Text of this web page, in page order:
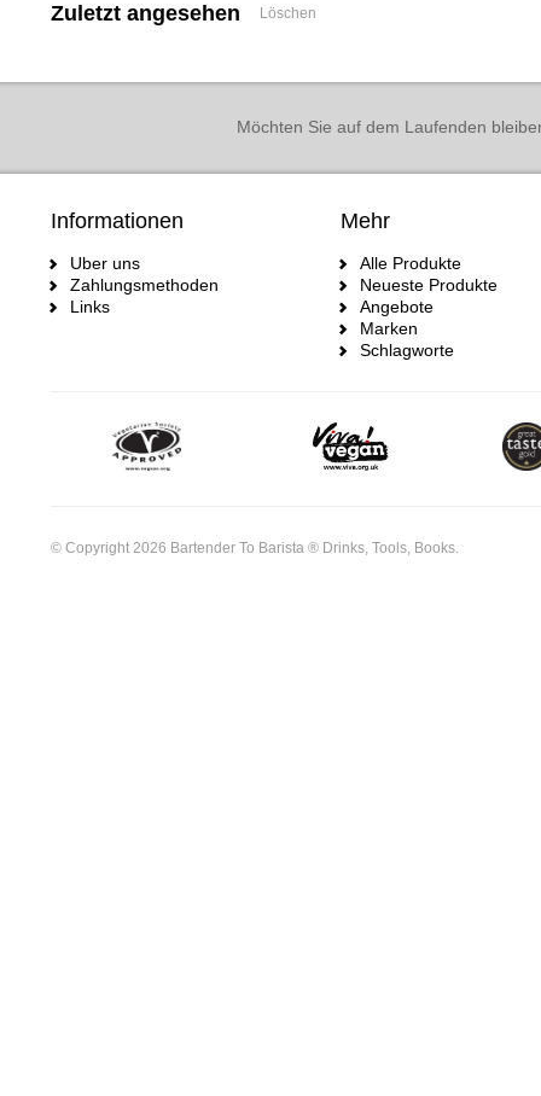
Zuletzt angesehen Löschen
Möchten Sie auf dem Laufenden
Informationen
Uber uns
Zahlungsmethoden
Links
Mehr
Alle Produkte
Neueste Produkte
Angebote
Marken
Schlagworte
© Copyright 2026 Bartender To Barista ® Drinks, Tools, Books.